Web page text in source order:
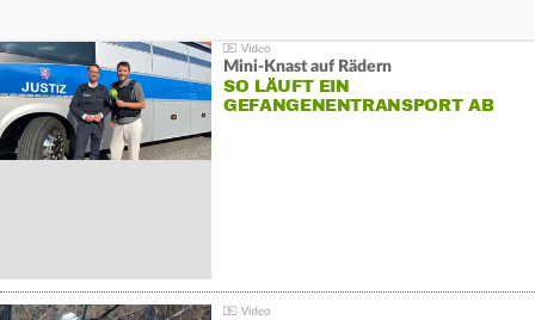
Mini-Knast auf Rädern
SO LÄUFT EIN
GEFANGENENTRANSPORT AB